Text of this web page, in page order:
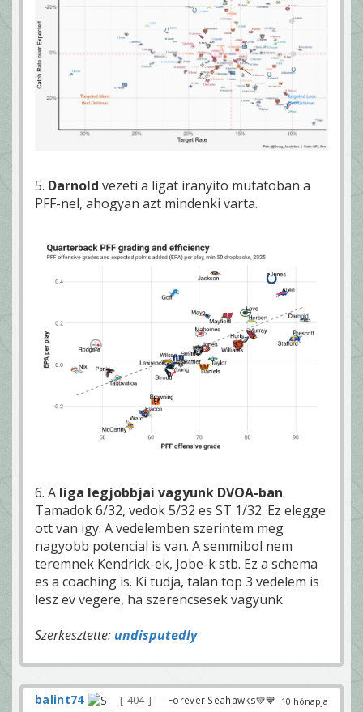
5. Darnold vezeti a ligat iranyito mutatoban a
PFF-nel, ahogyan azt mindenki varta.
6. A liga legjobbjai vagyunk DVOA-ban.
Tamadok 6/32, vedok 5/32 es ST 1/32. Ez elegge
ott van igy. A vedelemben szerintem meg
nagyobb potencial is van. A semmibol nem
teremnek Kendrick-ek, Jobe-k stb. Ez a schema
es a coaching is. Ki tudja, talan top 3 vedelem is
lesz ev vegere, ha szerencsesek vagyunk.
Szerkesztette: undisputedly
10 hónapja
balint74 404 — Forever Seahawks💚💙